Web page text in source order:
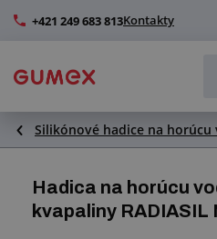
+421 249 683 813Kontakty
Hadice a ich kompletizácia
Profily a výroba tesnení
Silikónové hadice na
Hadica na horúcu
kvapaliny RADIASIL